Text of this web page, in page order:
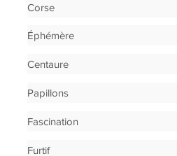
Corse
Éphémère
Centaure
Papillons
Fascination
Furtif